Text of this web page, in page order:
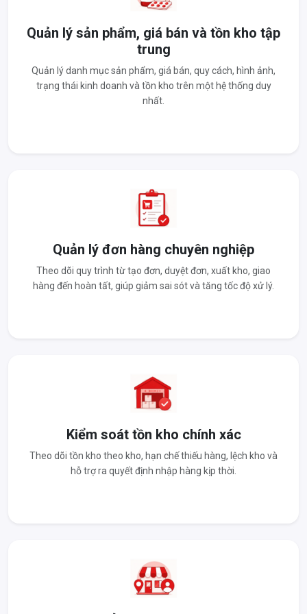
Quản lý sản phẩm, giá bán và tồn kho tập
trung
Quản lý danh mục sản phẩm, giá bán, quy cách, hình ảnh,
trạng thái kinh doanh và tồn kho trên một hệ thống duy
nhất.
Quản lý đơn hàng chuyên nghiệp
Theo dõi quy trình từ tạo đơn, duyệt đơn, xuất kho, giao
hàng đến hoàn tất, giúp giảm sai sót và tăng tốc độ xử lý.
Kiểm soát tồn kho chính xác
Theo dõi tồn kho theo kho, hạn chế thiếu hàng, lệch kho và
hỗ trợ ra quyết định nhập hàng kịp thời.